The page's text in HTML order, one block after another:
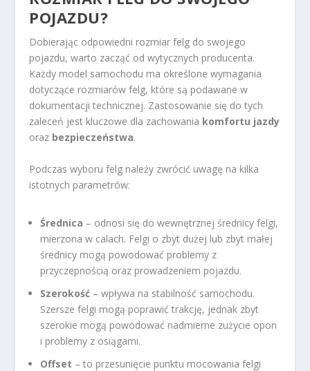
POJAZDU?
Dobierając odpowiedni rozmiar felg do swojego
pojazdu, warto zacząć od wytycznych producenta.
Każdy model samochodu ma określone wymagania
dotyczące rozmiarów felg, które są podawane w
dokumentacji technicznej. Zastosowanie się do tych
zaleceń jest kluczowe dla zachowania komfortu jazdy
oraz bezpieczeństwa.
Podczas wyboru felg należy zwrócić uwagę na kilka
istotnych parametrów:
Średnica – odnosi się do wewnętrznej średnicy felgi,
mierzona w calach. Felgi o zbyt dużej lub zbyt małej
średnicy mogą powodować problemy z
przyczepnością oraz prowadzeniem pojazdu.
Szerokość – wpływa na stabilność samochodu.
Szersze felgi mogą poprawić trakcję, jednak zbyt
szerokie mogą powodować nadmierne zużycie opon
i problemy z osiągami.
Offset – to przesunięcie punktu mocowania felgi